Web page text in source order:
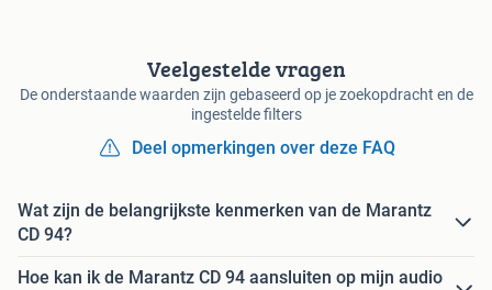
Veelgestelde vragen
De onderstaande waarden zijn gebaseerd op je zoekopdracht en de
ingestelde filters
Deel opmerkingen over deze FAQ
Wat zijn de belangrijkste kenmerken van de Marantz
CD 94?
Hoe kan ik de Marantz CD 94 aansluiten op mijn audio